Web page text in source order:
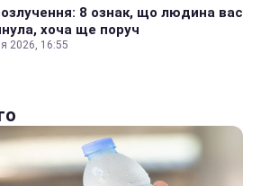
8 ознак, що людина вас
хоча ще поруч
2026, 16:55